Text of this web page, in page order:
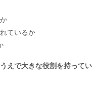
ているか
えで大きな役割を持ってい